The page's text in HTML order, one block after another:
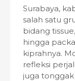
Surabaya,
salah satu
bidang
hingga
kiprahnya.
refleksi
juga